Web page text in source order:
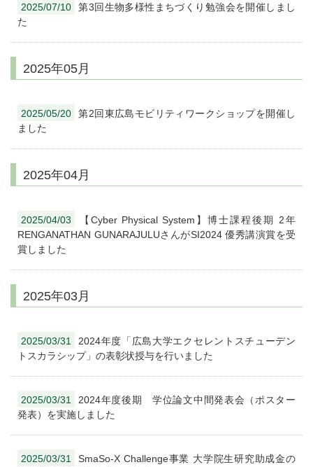
2025/07/10
第3回生物多様性まちづくり勉強会を開催しまし
た
2025年05月
2025/05/20
第2回東広島モビリティワークショップを開催し
ました
2025年04月
2025/04/03
【Cyber Physical System】博士課程後期 2年
RENGANATHAN GUNARAJULUさんがSI2024 優秀講演賞を受
賞しました
2025年03月
2025/03/31
2024年度「広島大学エクセレントスチューデン
トスカラシップ」の表彰状授与を行いました
2025/03/31
2024年度後期 学位論文中間発表会（ポスター
発表）を実施しました
2025/03/31
SmaSo-X Challenge事業 大学院生研究助成金の